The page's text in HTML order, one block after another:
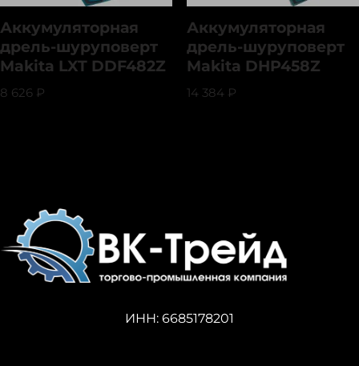
Аккумуляторная
дрель-шуруповерт
Makita LXT DDF482Z
8 626 ₽
Аккумуляторная
дрель-шуруповерт
Makita DHP458Z
14 384 ₽
ИНН: 6685178201